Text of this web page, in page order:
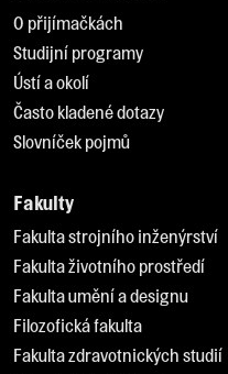
O přijímačkách
Studijní programy
Ústí a okolí
Často kladené dotazy
Slovníček pojmů
Fakulty
Fakulta strojního inženýrství
Fakulta životního prostředí
Fakulta umění a designu
Filozofická fakulta
Fakulta zdravotnických studií